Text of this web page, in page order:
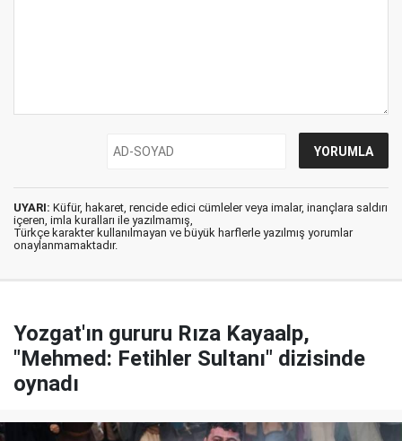
UYARI: Küfür, hakaret, rencide edici cümleler veya imalar, inançlara saldırı
içeren, imla kuralları ile yazılmamış,
Türkçe karakter kullanılmayan ve büyük harflerle yazılmış yorumlar
onaylanmamaktadır.
Yozgat'ın gururu Rıza Kayaalp,
"Mehmed: Fetihler Sultanı" dizisinde
oynadı